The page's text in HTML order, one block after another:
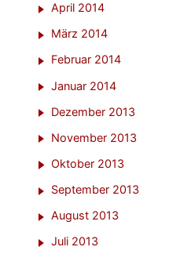
April 2014
März 2014
Februar 2014
Januar 2014
Dezember 2013
November 2013
Oktober 2013
September 2013
August 2013
Juli 2013